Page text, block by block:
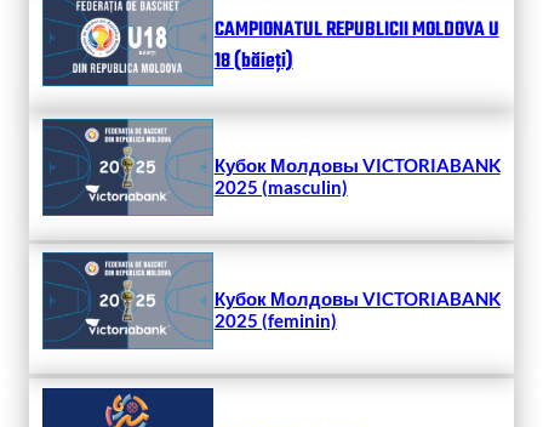
CAMPIONATUL REPUBLICII MOLDOVA U
18 (băieți)
Кубок Молдовы VICTORIABANK
2025 (masculin)
Кубок Молдовы VICTORIABANK
2025 (feminin)